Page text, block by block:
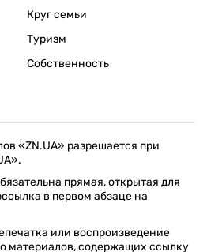
Круг семьи
Туризм
Собственность
«ZN.UA» разрешается при
прямая, открытая для
в первом абзаце на
или воспроизведение
материалов, содержащих ссылку